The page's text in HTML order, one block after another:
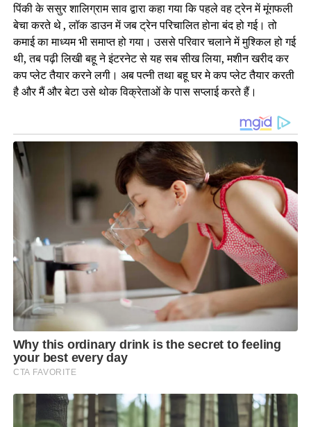
पिंकी के ससुर शालिग्राम साव द्वारा कहा गया कि पहले वह ट्रेन में मूंगफली
बेचा करते थे , लॉक डाउन में जब ट्रेन परिचालित होना बंद हो गई। तो
कमाई का माध्यम भी समाप्त हो गया। उससे परिवार चलाने में मुश्किल हो गई
थी, तब पढ़ी लिखी बहू ने इंटरनेट से यह सब सीख लिया, मशीन खरीद कर
कप प्लेट तैयार करने लगी। अब पत्नी तथा बहू घर मे कप प्लेट तैयार करती
है और मैं और बेटा उसे थोक विक्रेताओं के पास सप्लाई करते हैं।